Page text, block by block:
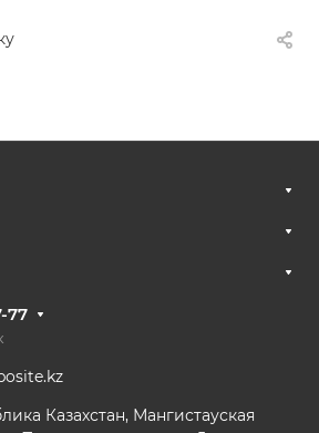
77
Казахстан, Мангистауская